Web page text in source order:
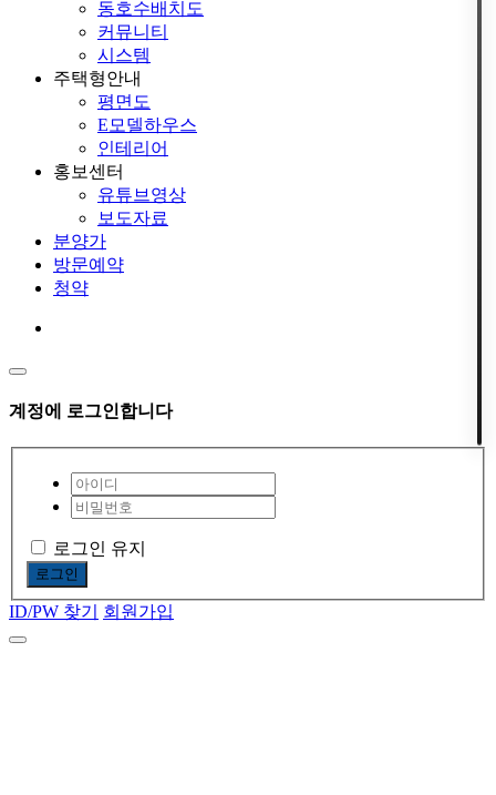
동호수배치도
커뮤니티
시스템
주택형안내
평면도
E모델하우스
인테리어
홍보센터
유튜브영상
보도자료
분양가
방문예약
청약
계정에 로그인합니다
로그인 유지
로그인
ID/PW 찾기 회원가입